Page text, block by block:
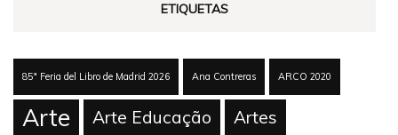
ETIQUETAS
85ª Feria del Libro de Madrid 2026 Ana Contreras ARCO 2020
Arte Arte Educação Artes